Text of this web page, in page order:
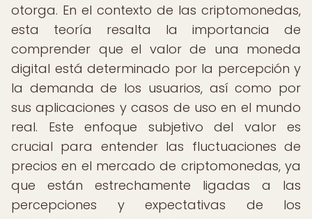
otorga. En el contexto de las criptomonedas,
esta teoría resalta la importancia de
comprender que el valor de una moneda
digital está determinado por la percepción y
la demanda de los usuarios, así como por
sus aplicaciones y casos de uso en el mundo
real. Este enfoque subjetivo del valor es
crucial para entender las fluctuaciones de
precios en el mercado de criptomonedas, ya
que están estrechamente ligadas a las
percepciones y expectativas de los